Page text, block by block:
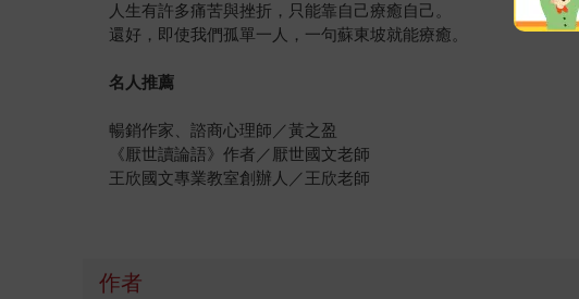
人生有許多痛苦與挫折，只能靠自己療癒自己。
還好，即使我們孤單一人，一句蘇東坡就能療癒。
名人推薦
暢銷作家、諮商心理師／黃之盈
《厭世讀論語》作者／厭世國文老師
王欣國文專業教室創辦人／王欣老師
作者